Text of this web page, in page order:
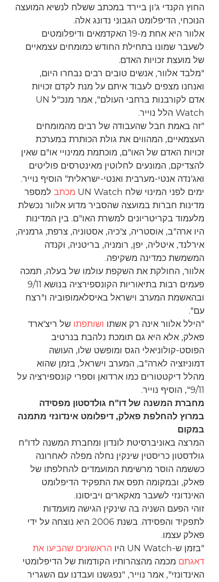
החוץ הקנדי ג'ון ביירד במכתב ששלח לנשיא המועצה
הנוכחי, הדיפלומט הגבוני נדונג אלה.
אלוור היא אחת מ-19 האקדמאים ודיפלומטים
לשעבר שמונו בתחילת החודש כמומחים עצמאיים
של מועצת זכויות האדם.
"מלבד אלוור, אנשים טובים רבים נבחרו היום,
ואנחנו מצפים לעבוד איתם על מנת לקדם זכויות
אדם לקורבנות ברחבי העולם", אמר מנכ"ל UN
Watch הלל נוייר.
"זה באמת חבל שהעבודה של רבים מהמומחים
העצמאיים, המהווים את גולת הכותרת במערכת
זכויות האדם של האו"ם, מוכתמת ממינויי או"ם שאין
להצדיקם, המונעים לחלוטין מאינטרסים פוליטים
ואג'נדה אנטי-מערבית ואנטי-ישראלית" הוסיף נוייר.
ימים לפני המינוי שלח UN Watch
מכתב למספר
מדינות חברות במועצה שהסביר מדוע אלוור נכשלת
מלעמוד בקריטריונים למשרת האו"ם. בין המדינות
היו ארה"ב, אוסטריה, צ'כיה, אסטוניה, צרפת, גרמניה,
אירלנד, איטליה, יפן, רומניה, בריטניה, וקנדה
המשמשת כמדינה משקיפה.
אלוור, החולקת את השקפת עולמו של בעלה, תמכה
פעמים רבות בתיאוריות הקונספירציה בנושא 9/11
ובהאשמת המערב וישראל באיסלאמופוביה ו"רצח
עם".
"הילל אלוור אינה רק אשתו ושותפתו של ריצ'ארד
פאלק, אלא היא גם תומכת נלהבת בנרטיב
הפוסט-קולוניאלי הגס ומופשט שלו, העושה
דמוניזציה לארה"ב, המערב וישראל, בזמן שהוא
מהלל דיקטטורים כמו ארדואן וספרי קונספירציה על
9/11", הוסיף נוייר.
מחברת המשנה של דו"ח גולדסטון מפסידה
במרוץ להחלפת פאלק, דיפלומט אינדונזי מתמנה
במקום
המרצה באוניברסיטת לונדון ומחברת המשנה לדו"ח
גולדסטון כריסטין שינקין נחלה מפלה לאחרונה
כששמה הוסר מרשימת המועמדים להחלפתו של
פאלק, ובמקומה תפס את התפקיד הדיפלומט
האינדונזי לשעבר מאקארים ויביסונו.
זוהי הפעם השניה בה שינקין הגישה מועמדות
לתפקיד והפסידה. בשנת 2006 היא נוצחה על ידי
פאלק עצמו.
"בזמן ש-UN Watch היו
הראשונים שהביעו את
דאגתם מכמה מהצהרותיו הקודמות של הדיפלומטי
האינדונזי", אמר נוייר, "נפגשנו ועבדנו עם השגריר